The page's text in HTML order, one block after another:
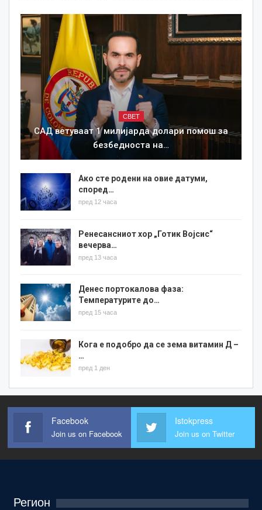
СВЕТ
САД ветуваат 1 милијарда долари помош за
безбедноста на…
Ако сте родени на овие датуми,
според…
пред 12 часа
Ренесансниот хор „Готик Војсис“
вечерва…
пред 13 часа
Денес портокалова фаза:
Температурите до…
пред 15 часа
Кога е подобро да се зема витамин Д –
…
пред 1 ден
Facebook
Join us on Facebook
Istokpress
Join us on Twitter
Регион